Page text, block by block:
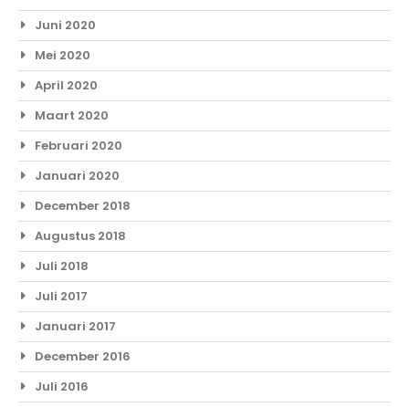
Juni 2020
Mei 2020
April 2020
Maart 2020
Februari 2020
Januari 2020
December 2018
Augustus 2018
Juli 2018
Juli 2017
Januari 2017
December 2016
Juli 2016